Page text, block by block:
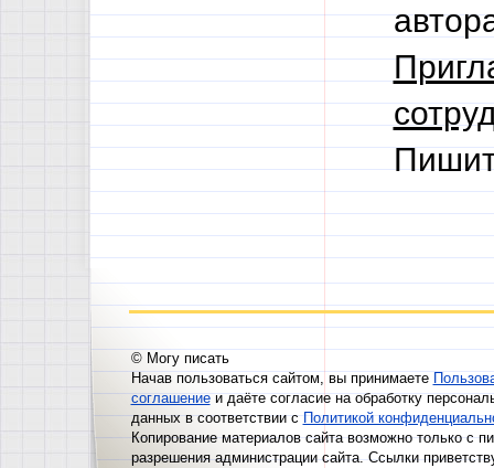
© Могу писать
Начав пользоваться сайтом, вы принимаете
соглашениеи даёте согласие на обработку
данных в соответствии сПолитикой
Копирование материалов сайта возможно только с
разрешения администрации сайта. Ссылки